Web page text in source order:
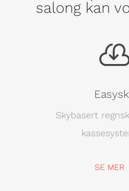
salong kan
Skybasert
SE MER